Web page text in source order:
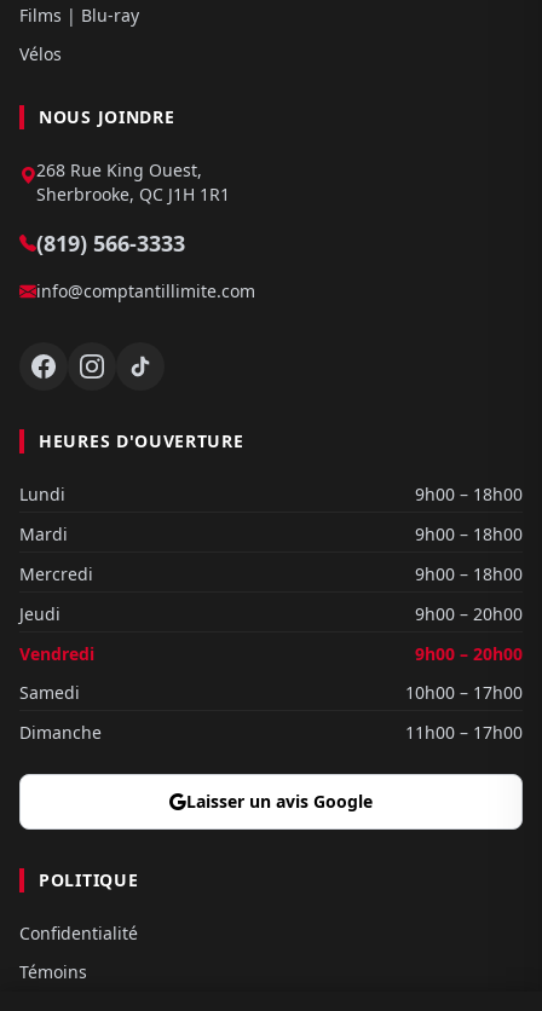
Films | Blu-ray
Vélos
NOUS JOINDRE
268 Rue King Ouest,
Sherbrooke, QC J1H 1R1
(819) 566-3333
info@comptantillimite.com
HEURES D'OUVERTURE
Lundi
9h00 – 18h00
Mardi
9h00 – 18h00
Mercredi
9h00 – 18h00
Jeudi
9h00 – 20h00
Vendredi
9h00 – 20h00
Samedi
10h00 – 17h00
Dimanche
11h00 – 17h00
Laisser un avis Google
POLITIQUE
Confidentialité
Témoins